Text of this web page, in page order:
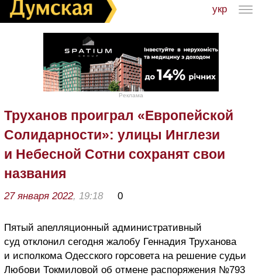
укр
Реклама
Труханов проиграл «Европейской
Солидарности»: улицы Инглези
и Небесной Сотни сохранят свои
названия
27 января 2022, 19:18 0
Пятый апелляционный административный
суд отклонил сегодня жалобу Геннадия Труханова
и исполкома Одесского горсовета на решение судьи
Любови Токмиловой об отмене распоряжения №793